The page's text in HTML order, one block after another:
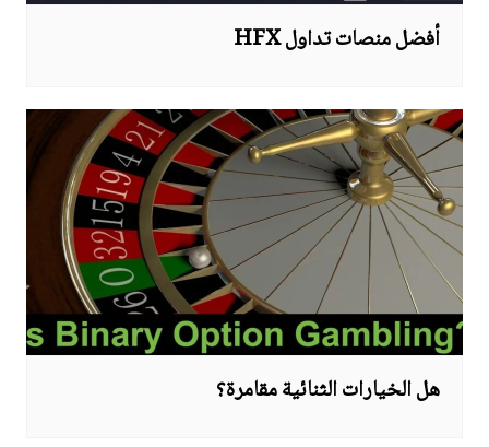
أفضل منصات تداول HFX
هل الخيارات الثنائية مقامرة؟